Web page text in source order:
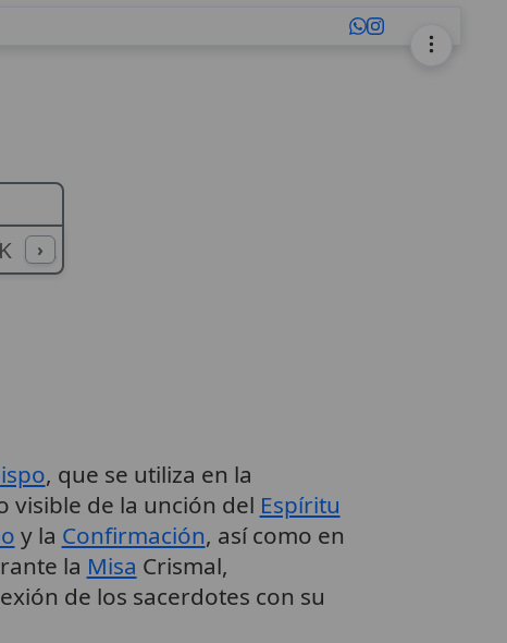
K L
›
, que se utiliza en la
visible de la unción del Espíritu
y la Confirmación, así como en
la Misa Crismal,
de los sacerdotes con su